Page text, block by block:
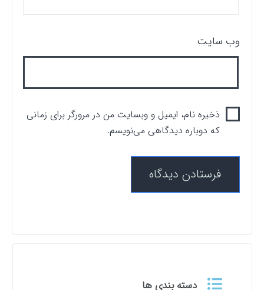
دسته بندی ها
وب‌ سایت
ذخیره نام، ایمیل و وبسایت من در مرورگر برای زمانی
که دوباره دیدگاهی می‌نویسم.